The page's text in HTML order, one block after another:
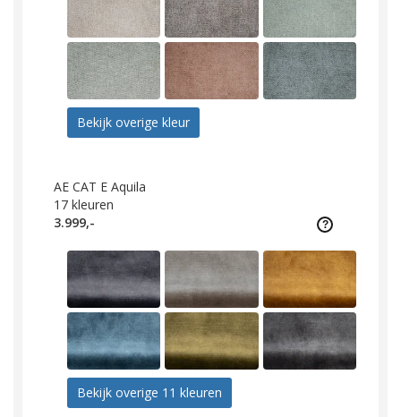
Bekijk overige kleur
AE CAT E Aquila
17 kleuren
3.999,-
Bekijk overige 11 kleuren